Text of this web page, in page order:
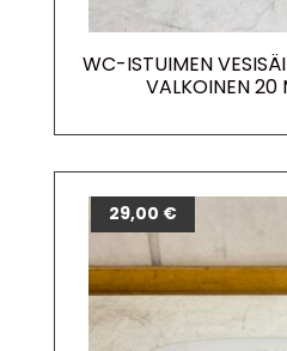
WC-ISTUIMEN
VALKOINEN 20
29,00 €